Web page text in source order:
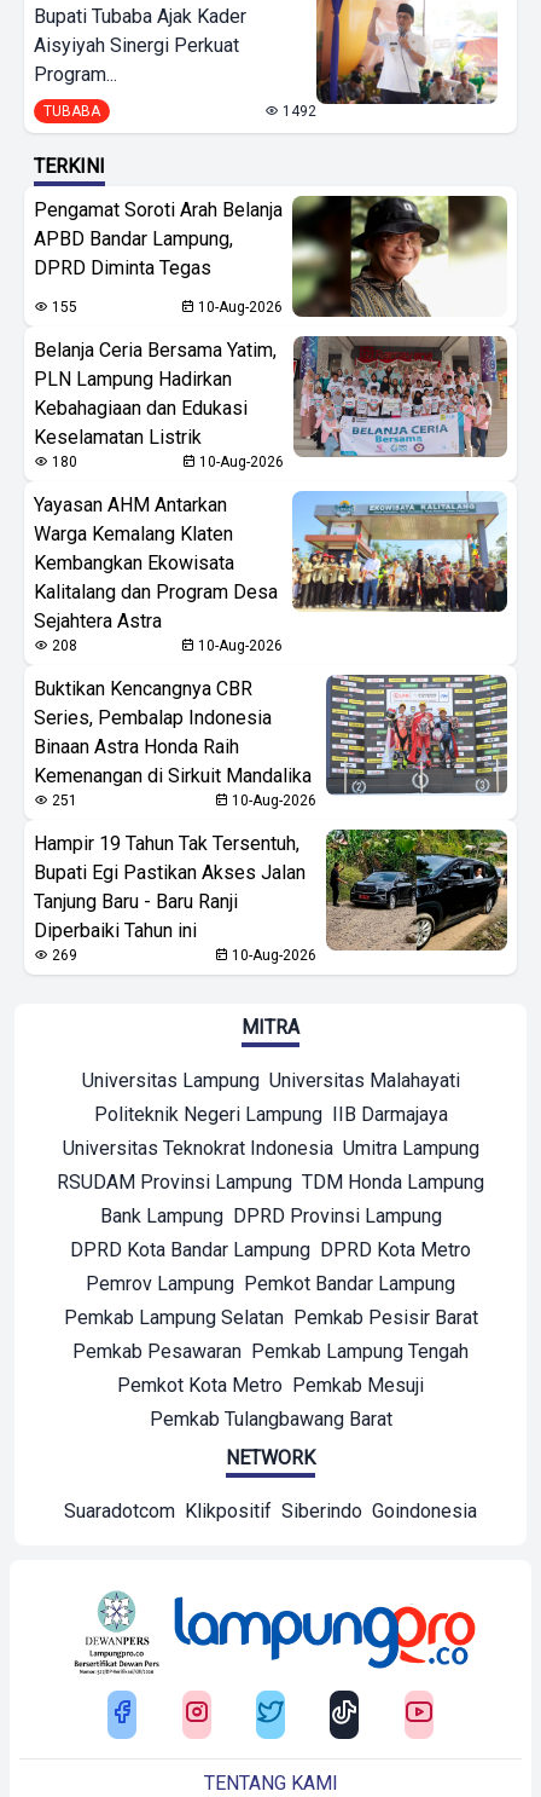
Bupati Tubaba Ajak Kader
Aisyiyah Sinergi Perkuat
Program...
TUBABA 1492
TERKINI
Pengamat Soroti Arah Belanja
APBD Bandar Lampung,
DPRD Diminta Tegas
155 10-Aug-2026
Belanja Ceria Bersama Yatim,
PLN Lampung Hadirkan
Kebahagiaan dan Edukasi
Keselamatan Listrik
180 10-Aug-2026
Yayasan AHM Antarkan
Warga Kemalang Klaten
Kembangkan Ekowisata
Kalitalang dan Program Desa
Sejahtera Astra
208 10-Aug-2026
Buktikan Kencangnya CBR
Series, Pembalap Indonesia
Binaan Astra Honda Raih
Kemenangan di Sirkuit Mandalika
251 10-Aug-2026
Hampir 19 Tahun Tak Tersentuh,
Bupati Egi Pastikan Akses Jalan
Tanjung Baru - Baru Ranji
Diperbaiki Tahun ini
269 10-Aug-2026
MITRA
Universitas Lampung Universitas Malahayati
Politeknik Negeri Lampung IIB Darmajaya
Universitas Teknokrat Indonesia Umitra Lampung
RSUDAM Provinsi Lampung TDM Honda Lampung
Bank Lampung DPRD Provinsi Lampung
DPRD Kota Bandar Lampung DPRD Kota Metro
Pemrov Lampung Pemkot Bandar Lampung
Pemkab Lampung Selatan Pemkab Pesisir Barat
Pemkab Pesawaran Pemkab Lampung Tengah
Pemkot Kota Metro Pemkab Mesuji
Pemkab Tulangbawang Barat
NETWORK
Suaradotcom Klikpositif Siberindo Goindonesia
TENTANG KAMI